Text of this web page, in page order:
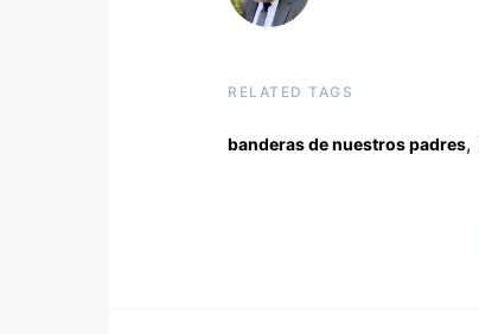
RELATED TAGS
banderas de nuestros padres,